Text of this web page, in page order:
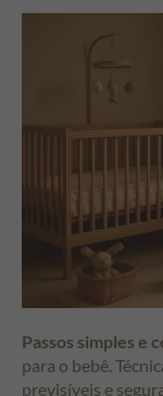
Passos simples e
para o bebê.
previsíveis e